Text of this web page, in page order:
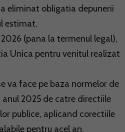
eliminat obligatia depunerii
estimat.
(pana la termenul legal),
Unica pentru venitul realizat
va face pe baza normelor de
2025 de catre directiile
publice, aplicand corectiile
pentru acel an.